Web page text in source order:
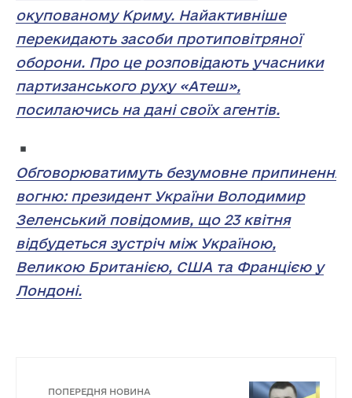
окупованому Криму. Найактивніше
перекидають засоби протиповітряної
оборони. Про це розповідають учасники
партизанського руху «Атеш»,
посилаючись на дані своїх агентів.
Обговорюватимуть безумовне припинення
вогню: президент України Володимир
Зеленський повідомив, що 23 квітня
відбудеться зустріч між Україною,
Великою Британією, США та Францією у
Лондоні.
ПОПЕРЕДНЯ НОВИНА